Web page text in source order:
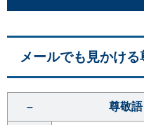
メールでも見かけ
– 尊敬語